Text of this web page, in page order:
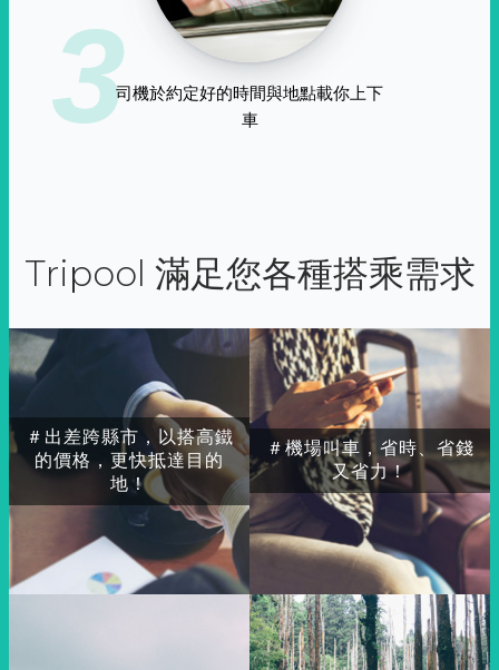
3司機於約定好的時間與地點載你上下
車
Tripool 滿足您各種搭乘需求
＃出差跨縣市，以搭高鐵
的價格，更快抵達目的
地！
＃機場叫車，省時、省錢
又省力！